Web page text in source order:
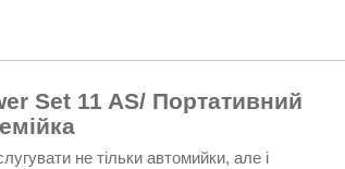
Set 11 AS/ Портативний
не тільки автомийки, але і